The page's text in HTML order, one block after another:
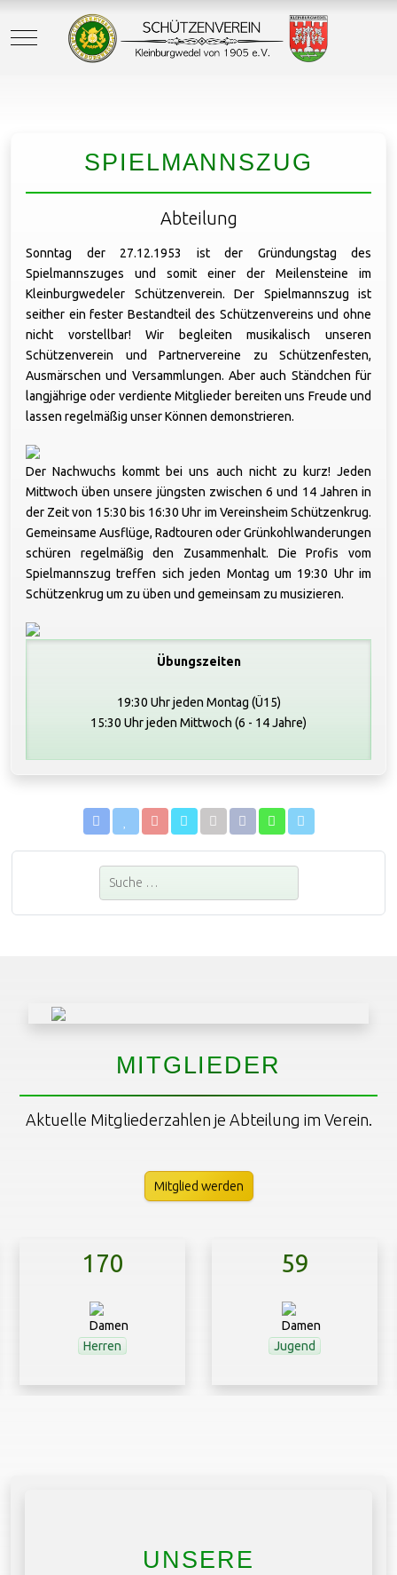
Mobile Menu Toggle
SPIELMANNSZUG
Abteilung
Sonntag der 27.12.1953 ist der Gründungstag des
Spielmannszuges und somit einer der Meilensteine im
Kleinburgwedeler Schützenverein. Der Spielmannszug ist
seither ein fester Bestandteil des Schützenvereins und ohne
nicht vorstellbar! Wir begleiten musikalisch unseren
Schützenverein und Partnervereine zu Schützenfesten,
Ausmärschen und Versammlungen. Aber auch Ständchen für
langjährige oder verdiente Mitglieder bereiten uns Freude und
lassen regelmäßig unser Können demonstrieren.
Der Nachwuchs kommt bei uns auch nicht zu kurz! Jeden
Mittwoch üben unsere jüngsten zwischen 6 und 14 Jahren in
der Zeit von 15:30 bis 16:30 Uhr im Vereinsheim Schützenkrug.
Gemeinsame Ausflüge, Radtouren oder Grünkohlwanderungen
schüren regelmäßig den Zusammenhalt. Die Profis vom
Spielmannszug treffen sich jeden Montag um 19:30 Uhr im
Schützenkrug um zu üben und gemeinsam zu musizieren.
Übungszeiten
19:30 Uhr jeden Montag (Ü15)
15:30 Uhr jeden Mittwoch (6 - 14 Jahre)
Suchen
MITGLIEDER
Aktuelle Mitgliederzahlen je Abteilung im Verein.
Mitglied werden
170
Herren
59
Jugend
UNSERE